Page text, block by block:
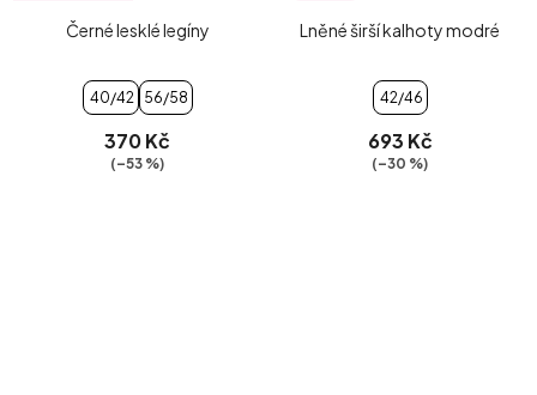
Černé lesklé legíny
40/42 56/58
370 Kč
(–53 %)
Lněné širší kalhoty modré
42/46
693 Kč
(–30 %)